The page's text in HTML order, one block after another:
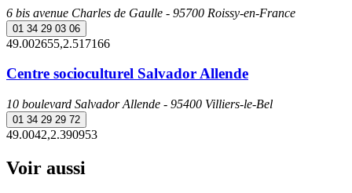
6 bis avenue Charles de Gaulle - 95700 Roissy-en-France
01 34 29 03 06
49.002655,2.517166
Centre socioculturel Salvador Allende
10 boulevard Salvador Allende - 95400 Villiers-le-Bel
01 34 29 29 72
49.0042,2.390953
Voir aussi